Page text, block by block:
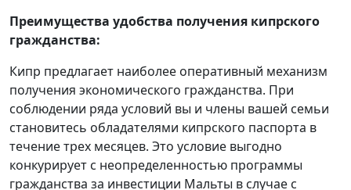
Преимущества удобства получения кипрского
гражданства:
Кипр предлагает наиболее оперативный механизм
получения экономического гражданства. При
соблюдении ряда условий вы и члены вашей семьи
становитесь обладателями кипрского паспорта в
течение трех месяцев. Это условие выгодно
конкурирует с неопределенностью программы
гражданства за инвестиции Мальты в случае с